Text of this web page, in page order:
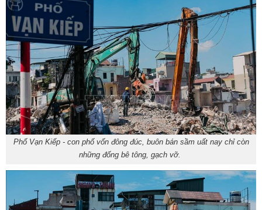
Phố Vạn Kiếp - con phố vốn đông đúc, buôn bán sầm uất nay chỉ còn
những đống bê tông, gạch vỡ.